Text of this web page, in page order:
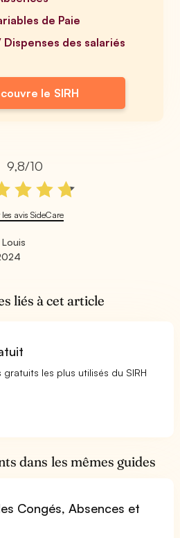
de Paie
des salariés
le SIRH
9,8/10
les avis SideCare
Louis
liés à cet article
les plus utilisés du SIRH
dans les mêmes guides
Congés, Absences et